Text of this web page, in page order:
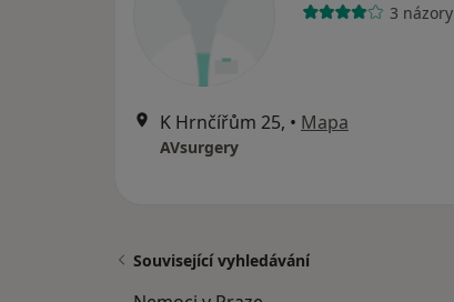
3 názory
K Hrnčířům 25, • Mapa
AVsurgery
Související vyhledávání